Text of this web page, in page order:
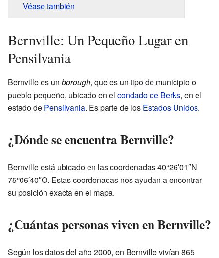
Véase también
Bernville: Un Pequeño Lugar en
Pensilvania
Bernville es un borough, que es un tipo de municipio o
pueblo pequeño, ubicado en el condado de Berks, en el
estado de Pensilvania. Es parte de los Estados Unidos.
¿Dónde se encuentra Bernville?
Bernville está ubicado en las coordenadas 40°26′01″N
75°06′40″O. Estas coordenadas nos ayudan a encontrar
su posición exacta en el mapa.
¿Cuántas personas viven en Bernville?
Según los datos del año 2000, en Bernville vivían 865